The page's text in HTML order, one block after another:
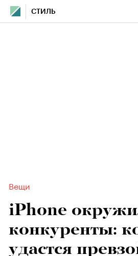
СТИЛЬ
Вещи
iPhone
конкуренты:
удастся